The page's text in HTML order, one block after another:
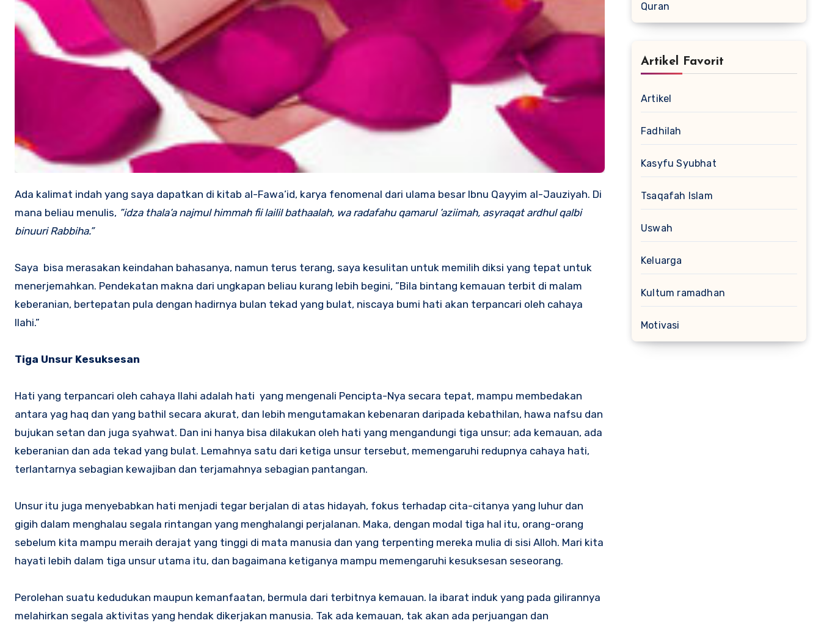
Ada kalimat indah yang saya dapatkan di kitab al-Fawa’id, karya fenomenal dari ulama besar Ibnu Qayyim al-Jauziyah. Di
mana beliau menulis, ”idza thala’a najmul himmah fii lailil bathaalah, wa radafahu qamarul ’aziimah, asyraqat ardhul qalbi
binuuri Rabbiha.”
Saya bisa merasakan keindahan bahasanya, namun terus terang, saya kesulitan untuk memilih diksi yang tepat untuk
menerjemahkan. Pendekatan makna dari ungkapan beliau kurang lebih begini, ”Bila bintang kemauan terbit di malam
keberanian, bertepatan pula dengan hadirnya bulan tekad yang bulat, niscaya bumi hati akan terpancari oleh cahaya
Ilahi.”
Tiga Unsur Kesuksesan
Hati yang terpancari oleh cahaya Ilahi adalah hati yang mengenali Pencipta-Nya secara tepat, mampu membedakan
antara yag haq dan yang bathil secara akurat, dan lebih mengutamakan kebenaran daripada kebathilan, hawa nafsu dan
bujukan setan dan juga syahwat. Dan ini hanya bisa dilakukan oleh hati yang mengandungi tiga unsur; ada kemauan, ada
keberanian dan ada tekad yang bulat. Lemahnya satu dari ketiga unsur tersebut, memengaruhi redupnya cahaya hati,
terlantarnya sebagian kewajiban dan terjamahnya sebagian pantangan.
Unsur itu juga menyebabkan hati menjadi tegar berjalan di atas hidayah, fokus terhadap cita-citanya yang luhur dan
gigih dalam menghalau segala rintangan yang menghalangi perjalanan. Maka, dengan modal tiga hal itu, orang-orang
sebelum kita mampu meraih derajat yang tinggi di mata manusia dan yang terpenting mereka mulia di sisi Alloh. Mari kita
hayati lebih dalam tiga unsur utama itu, dan bagaimana ketiganya mampu memengaruhi kesuksesan seseorang.
Perolehan suatu kedudukan maupun kemanfaatan, bermula dari terbitnya kemauan. Ia ibarat induk yang pada gilirannya
melahirkan segala aktivitas yang hendak dikerjakan manusia. Tak ada kemauan, tak akan ada perjuangan dan
Quran
Artikel Favorit
Artikel
Fadhilah
Kasyfu Syubhat
Tsaqafah Islam
Uswah
Keluarga
Kultum ramadhan
Motivasi